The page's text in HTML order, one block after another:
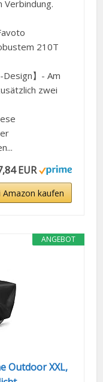
Verbindung.
210T
Design】- Am
zwei
EUR
Amazon kaufen
ANGEBOT
Outdoor XXL,